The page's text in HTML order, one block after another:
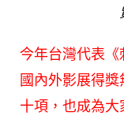
今年台灣代表
國內外影展得
十項，也成為大